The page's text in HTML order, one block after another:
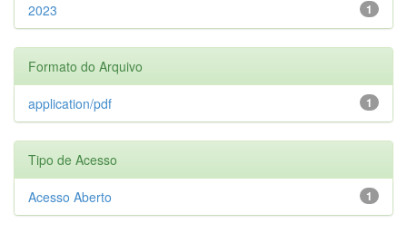
1
2023
Formato do Arquivo
1
application/pdf
Tipo de Acesso
1
Acesso Aberto